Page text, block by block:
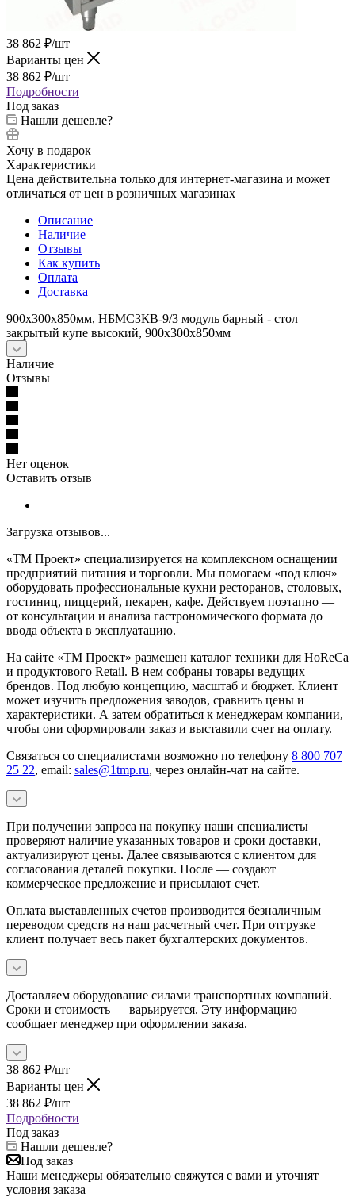
38 862 ₽/шт
Варианты цен
38 862 ₽/шт
Подробности
Под заказ
Нашли дешевле?
Хочу в подарок
Характеристики
Цена действительна только для интернет-магазина и может
отличаться от цен в розничных магазинах
Описание
Наличие
Отзывы
Как купить
Оплата
Доставка
900х300х850мм, НБМСЗКВ-9/3 модуль барный - стол
закрытый купе высокий, 900х300х850мм
Наличие
Отзывы
Нет оценок
Оставить отзыв
Загрузка отзывов...
«ТМ Проект» специализируется на комплексном оснащении
предприятий питания и торговли. Мы помогаем «под ключ»
оборудовать профессиональные кухни ресторанов, столовых,
гостиниц, пиццерий, пекарен, кафе. Действуем поэтапно —
от консультации и анализа гастрономического формата до
ввода объекта в эксплуатацию.
На сайте «ТМ Проект» размещен каталог техники для HoReCa
и продуктового Retail. В нем собраны товары ведущих
брендов. Под любую концепцию, масштаб и бюджет. Клиент
может изучить предложения заводов, сравнить цены и
характеристики. А затем обратиться к менеджерам компании,
чтобы они сформировали заказ и выставили счет на оплату.
Связаться со специалистами возможно по телефону 8 800 707
25 22, email: sales@1tmp.ru, через онлайн-чат на сайте.
При получении запроса на покупку наши специалисты
проверяют наличие указанных товаров и сроки доставки,
актуализируют цены. Далее связываются с клиентом для
согласования деталей покупки. После — создают
коммерческое предложение и присылают счет.
Оплата выставленных счетов производится безналичным
переводом средств на наш расчетный счет. При отгрузке
клиент получает весь пакет бухгалтерских документов.
Доставляем оборудование силами транспортных компаний.
Сроки и стоимость — варьируется. Эту информацию
сообщает менеджер при оформлении заказа.
38 862 ₽/шт
Варианты цен
38 862 ₽/шт
Подробности
Под заказ
Нашли дешевле?
Под заказ
Наши менеджеры обязательно свяжутся с вами и уточнят
условия заказа